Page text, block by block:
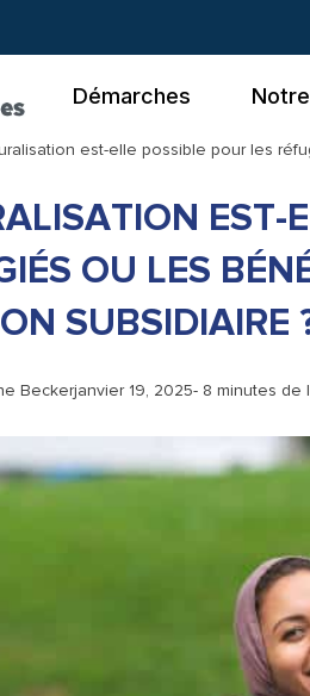
Démarches
est-elle possible pour les
EST-
OU LES
SUBSIDIAIRE
Beckerjanvier 19, 2025- 8 minutes de